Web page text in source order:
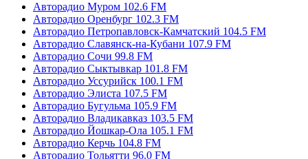
Авторадио Муром 102.6 FM
Авторадио Оренбург 102.3 FM
Авторадио Петропавловск-Камчатский 104.5 FM
Авторадио Славянск-на-Кубани 107.9 FM
Авторадио Сочи 99.8 FM
Авторадио Сыктывкар 101.8 FM
Авторадио Уссурийск 100.1 FM
Авторадио Элиста 107.5 FM
Авторадио Бугульма 105.9 FM
Авторадио Владикавказ 103.5 FM
Авторадио Йошкар-Ола 105.1 FM
Авторадио Керчь 104.8 FM
Авторадио Тольятти 96.0 FM